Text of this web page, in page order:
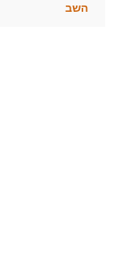
השב